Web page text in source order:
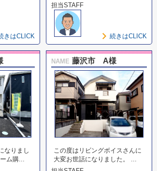
きはCLICK
担当STAFF
続きはCLICK
なりまし
ム購...
NAME 藤沢市 A様
この度はリビングボイスさんに
大変お世話になりました。 ...